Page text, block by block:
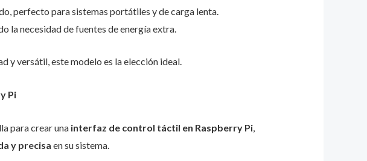
perfecto para sistemas portátiles y de carga lenta.
la necesidad de fuentes de energía extra.
y versátil, este modelo es la elección ideal.
Pi
para crear una interfaz de control táctil en Raspberry Pi,
y precisa en su sistema.